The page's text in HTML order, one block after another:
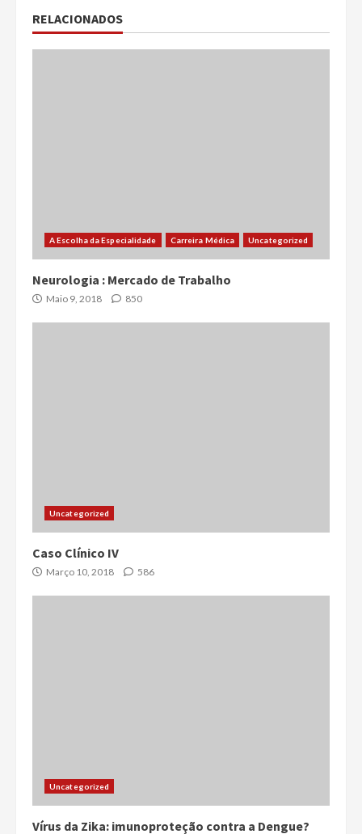
RELACIONADOS
A Escolha da Especialidade Carreira Médica Uncategorized
Neurologia : Mercado de Trabalho
Maio 9, 2018 850
Uncategorized
Caso Clínico IV
Março 10, 2018 586
Uncategorized
Vírus da Zika: imunoproteção contra a Dengue?